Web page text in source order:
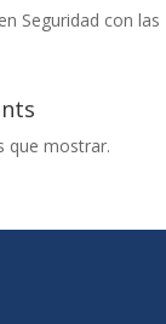
Seguridad con las
que mostrar.